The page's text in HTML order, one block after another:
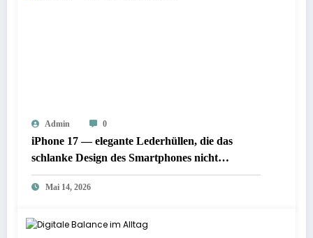
Admin 0
iPhone 17 — elegante Lederhüllen, die das
schlanke Design des Smartphones nicht
verstecken. Worauf achten beim Kauf?
Mai 14, 2026